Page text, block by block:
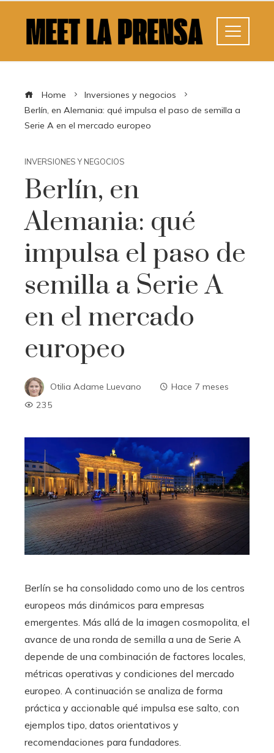
Home
Inversiones y negocios
Berlín, en Alemania: qué impulsa el paso de semilla a
Serie A en el mercado europeo
INVERSIONES Y NEGOCIOS
Berlín, en
Alemania: qué
impulsa el paso de
semilla a Serie A
en el mercado
europeo
Otilia Adame Luevano
Hace 7 meses
235
Berlín se ha consolidado como uno de los centros
europeos más dinámicos para empresas
emergentes. Más allá de la imagen cosmopolita, el
avance de una ronda de semilla a una de Serie A
depende de una combinación de factores locales,
métricas operativas y condiciones del mercado
europeo. A continuación se analiza de forma
práctica y accionable qué impulsa ese salto, con
ejemplos tipo, datos orientativos y
recomendaciones para fundadores.